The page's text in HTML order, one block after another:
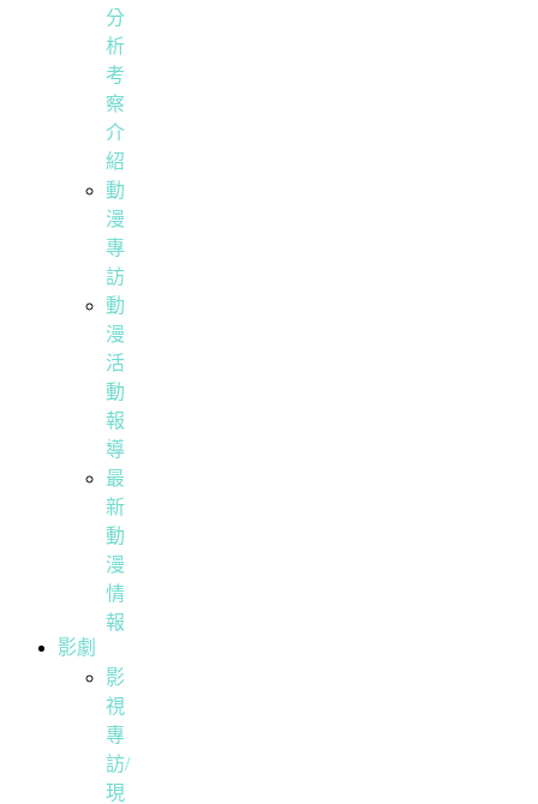
分
析
考
察
介
紹
動
漫
專
訪
動
漫
活
動
報
導
最
新
動
漫
情
報
影劇
影
視
專
訪/
現